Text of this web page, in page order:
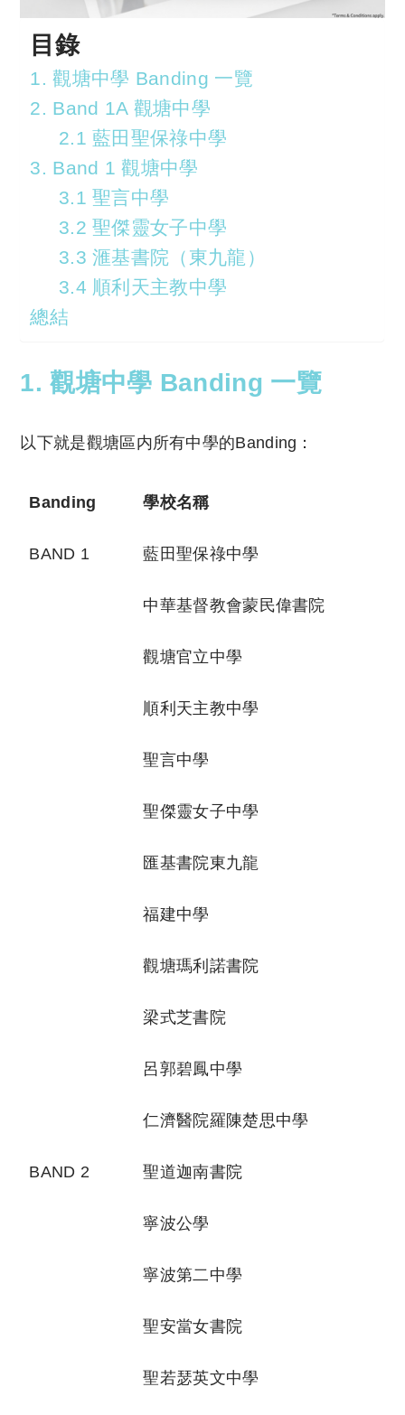
目錄
1. 觀塘中學 Banding 一覽
2. Band 1A 觀塘中學
2.1 藍田聖保祿中學
3. Band 1 觀塘中學
3.1 聖言中學
3.2 聖傑靈女子中學
3.3 滙基書院（東九龍）
3.4 順利天主教中學
總結
1. 觀塘中學 Banding 一覽
以下就是觀塘區内所有中學的Banding：
Banding 學校名稱
BAND 1 藍田聖保祿中學
中華基督教會蒙民偉書院
觀塘官立中學
順利天主教中學
聖言中學
聖傑靈女子中學
匯基書院東九龍
福建中學
觀塘瑪利諾書院
梁式芝書院
呂郭碧鳳中學
仁濟醫院羅陳楚思中學
BAND 2 聖道迦南書院
寧波公學
寧波第二中學
聖安當女書院
聖若瑟英文中學